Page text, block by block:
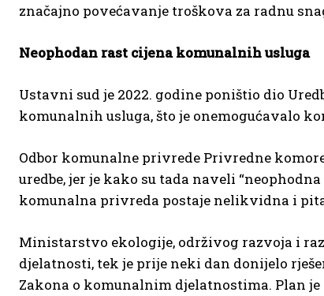
značajno povećavanje troškova za radnu
Neophodan rast cijena komunalnih usluga
Ustavni sud je 2022. godine poništio dio
komunalnih usluga, što je onemogućavalo
Odbor komunalne privrede Privredne
uredbe, jer je kako su tada naveli
komunalna privreda postaje nelikvidna i
Ministarstvo ekologije, održivog razvoja i
djelatnosti, tek je prije neki dan donijelo
Zakona o komunalnim djelatnostima. Plan